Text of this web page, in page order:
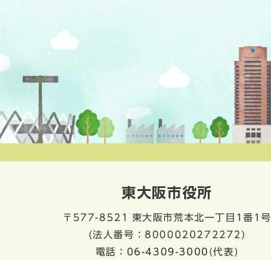
東大阪市役所
〒577-8521
東大阪市荒本北一丁目1番1号
(法人番号：8000020272272)
電話： 06-4309-3000 (代表)